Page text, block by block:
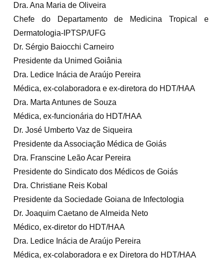
Dra. Ana Maria de Oliveira
Chefe do Departamento de Medicina Tropical e
Dermatologia-IPTSP/UFG
Dr. Sérgio Baiocchi Carneiro
Presidente da Unimed Goiânia
Dra. Ledice Inácia de Araújo Pereira
Médica, ex-colaboradora e ex-diretora do HDT/HAA
Dra. Marta Antunes de Souza
Médica, ex-funcionária do HDT/HAA
Dr. José Umberto Vaz de Siqueira
Presidente da Associação Médica de Goiás
Dra. Franscine Leão Acar Pereira
Presidente do Sindicato dos Médicos de Goiás
Dra. Christiane Reis Kobal
Presidente da Sociedade Goiana de Infectologia
Dr. Joaquim Caetano de Almeida Neto
Médico, ex-diretor do HDT/HAA
Dra. Ledice Inácia de Araújo Pereira
Médica, ex-colaboradora e ex Diretora do HDT/HAA